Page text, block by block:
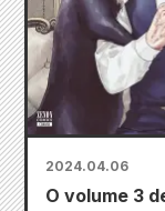
2024.04.06
O volume 3